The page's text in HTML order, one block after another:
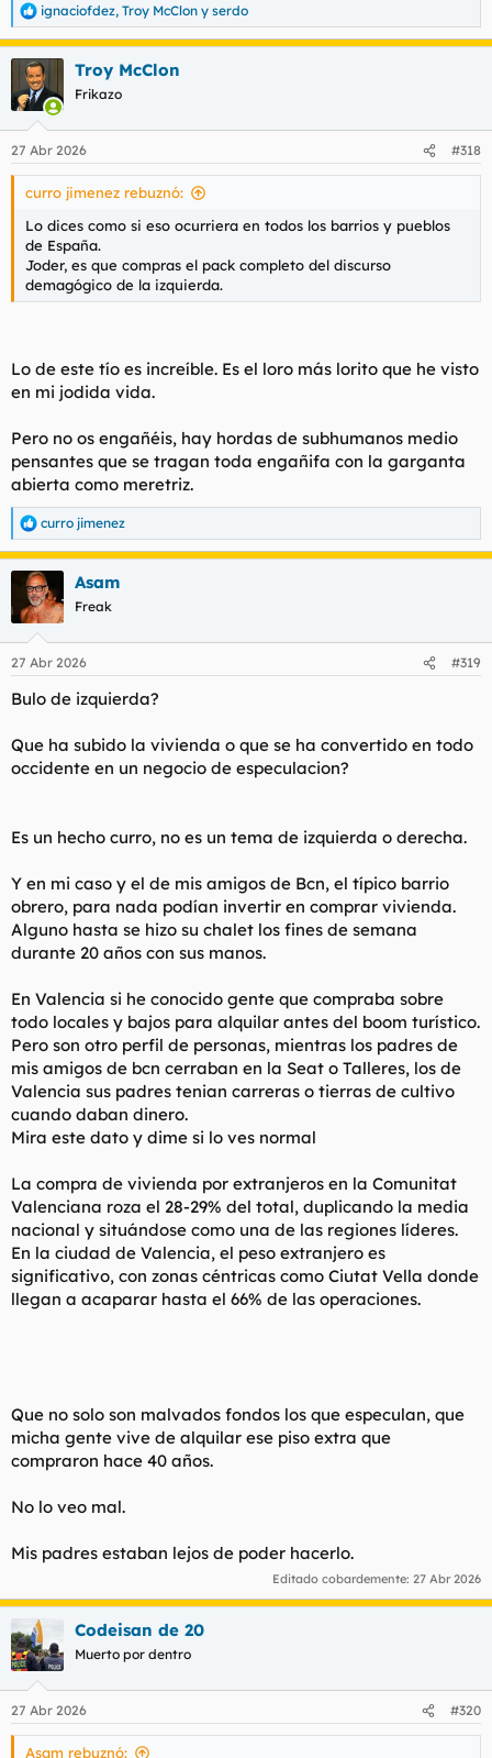
R
e
a
c
i
e
s
ignaciofdez, Troy McClon y serdo
Troy McClon
Frikazo
27 Abr 2026 #318
curro jimenez rebuznó:
Lo dices como si eso ocurriera en todos los barrios y pueblos
de España.
Joder, es que compras el pack completo del discurso
demagógico de la izquierda.
Lo de este tío es increíble. Es el loro más lorito que he visto
en mi jodida vida.
Pero no os engañéis, hay hordas de subhumanos medio
pensantes que se tragan toda engañifa con la garganta
abierta como meretriz.
R
e
a
i
e
:
curro jimenez
Asam
Freak
27 Abr 2026 #319
Bulo de izquierda?
Que ha subido la vivienda o que se ha convertido en todo
occidente en un negocio de especulacion?
Es un hecho curro, no es un tema de izquierda o derecha.
Y en mi caso y el de mis amigos de Bcn, el típico barrio
obrero, para nada podían invertir en comprar vivienda.
Alguno hasta se hizo su chalet los fines de semana
durante 20 años con sus manos.
En Valencia si he conocido gente que compraba sobre
todo locales y bajos para alquilar antes del boom turístico.
Pero son otro perfil de personas, mientras los padres de
mis amigos de bcn cerraban en la Seat o Talleres, los de
Valencia sus padres tenian carreras o tierras de cultivo
cuando daban dinero.
Mira este dato y dime si lo ves normal
La compra de vivienda por extranjeros en la Comunitat
Valenciana roza el 28-29% del total, duplicando la media
nacional y situándose como una de las regiones líderes.
En la ciudad de Valencia, el peso extranjero es
significativo, con zonas céntricas como Ciutat Vella donde
llegan a acaparar hasta el 66% de las operaciones.
Que no solo son malvados fondos los que especulan, que
micha gente vive de alquilar ese piso extra que
compraron hace 40 años.
No lo veo mal.
Mis padres estaban lejos de poder hacerlo.
Editado cobardemente: 27 Abr 2026
Codeisan de 20
Muerto por dentro
27 Abr 2026 #320
Asam rebuznó: